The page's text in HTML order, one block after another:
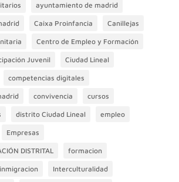
ayuntamiento de madrid
Caixa Proinfancia Canillejas
Centro de Empleo y Formación
Juvenil Ciudad Lineal
competencias digitales
convivencia cursos
distrito Ciudad Lineal empleo
Empresas
DISTRITAL formacion
inmigracion Interculturalidad